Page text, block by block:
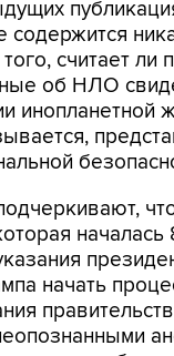
считает ли
об НЛО
инопланетной
что
начать